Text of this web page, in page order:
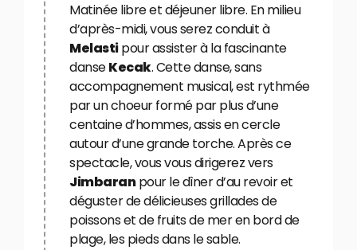
Matinée libre et déjeuner libre. En milieu
d’après-midi, vous serez conduit à
Melastipour assister à la fascinante
danseKecak. Cette danse, sans
accompagnement musical, est rythmée
par un choeur formé par plus d’une
centaine d’hommes, assis en cercle
autour d’une grande torche. Après ce
spectacle, vous vous dirigerez vers
Jimbaranpour le dîner d’au revoir et
déguster de délicieuses grillades de
poissons et de fruits de mer en bord de
plage, les pieds dans le sable.